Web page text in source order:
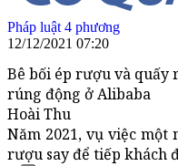
Pháp luật 4 phương
12/12/2021 07:20
Bê bối ép rượu và quấy
rúng động ở Alibaba
Hoài Thu
Năm 2021, vụ việc
rượu say để tiếp khách